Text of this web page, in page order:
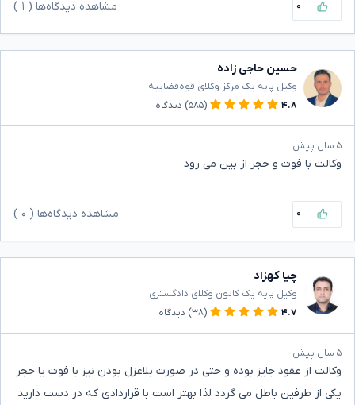
۰ مشاهده دیدگاه‌ها ( ۱
حسین حاجی زاده
وکیل پایه یک مرکز وکلای قوه‌قضاییه
۴.۸
(۵۸۵) دیدگاه
۵ سال پیش
وکالت با فوت و حجر از بین می رود
۰ مشاهده دیدگاه‌ها ( ۰
چیا کهزاد
وکیل پایه یک کانون وکلای دادگستری
۴.۷
(۳۸) دیدگاه
۵ سال پیش
وکالت از عقود جایز بوده و حتی در صورت بلاعزل بودن نیز با فوت یا حجر
یکی از طرفین باطل می گردد لذا بهتر است با قراردادی که در دست دارید